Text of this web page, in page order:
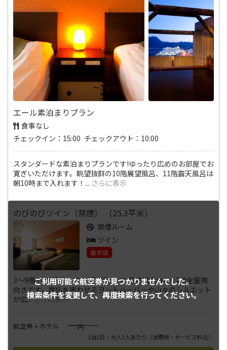
エール素泊まりプラン
食事なし
チェックイン：15:00 チェックアウト：10:00
スタンダードな素泊まりプランです!ゆったり広めのお部屋でお
寛ぎいただけます。眺望抜群の10階展望風呂、11階露天風呂は
朝10時まで入れます！ ... さらに表示
ご利用可能な航空券が見つかりませんでした。
検索条件を変更して、再度検索を行ってください。
のびのびツイン（禁煙） （25.3平米）
禁煙ルーム
ツイン
最安値
3～9階 ベッドサイズ： 幅140cm × 長さ200cm × 2台全室南
向きです。南仏を思わせるヨットハーバーや山々のシルエット
が広...さらに表示
航空券 + ホテル ――――円
1泊2日・大人1人あたり （消費税・サービス料込）